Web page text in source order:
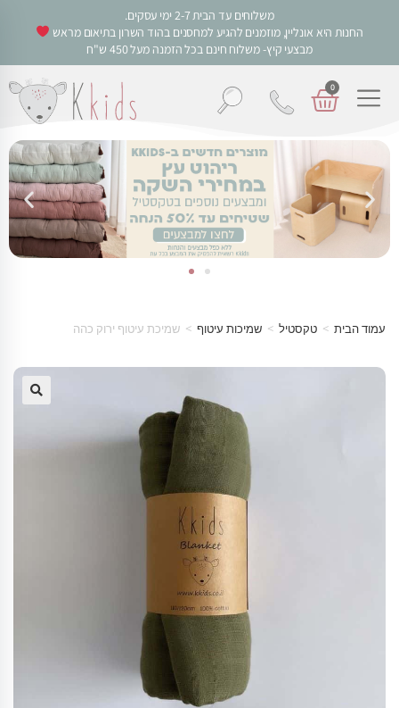
משלוחים עד הבית 2-7 ימי עסקים.
החנות היא אונליין, מוזמנים להגיע למחסנים בהוד השרון בתיאום מראש
מבצעי קיץ- משלוח חינם בכל הזמנה מעל 450 ש"ח
0
עמוד הבית > טקסטיל > שמיכות עיטוף > שמיכת עיטוף ירוק כהה